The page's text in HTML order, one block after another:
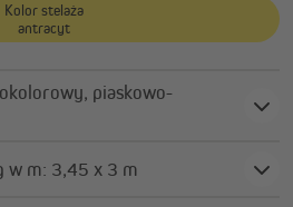
Kolor stelaża
antracyt
Szerokość x wysięg w m: 3,45 x 3 m